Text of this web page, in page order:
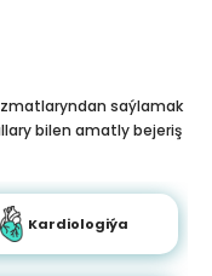
saýlamak
bilen amatly bejeriş
Kardiologiýa